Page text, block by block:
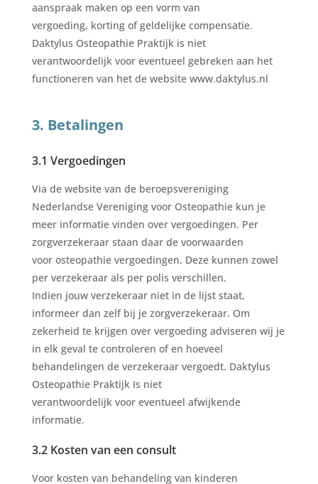
aanspraak maken op een vorm van
vergoeding, korting of geldelijke compensatie.
Daktylus Osteopathie Praktijk is niet
verantwoordelijk voor eventueel gebreken aan het
functioneren van het de website www.daktylus.nl
3. Betalingen
3.1 Vergoedingen
Via de website van de beroepsvereniging
Nederlandse Vereniging voor Osteopathie kun je
meer informatie vinden over vergoedingen. Per
zorgverzekeraar staan daar de voorwaarden
voor osteopathie vergoedingen. Deze kunnen zowel
per verzekeraar als per polis verschillen.
Indien jouw verzekeraar niet in de lijst staat,
informeer dan zelf bij je zorgverzekeraar. Om
zekerheid te krijgen over vergoeding adviseren wij je
in elk geval te controleren of en hoeveel
behandelingen de verzekeraar vergoedt. Daktylus
Osteopathie Praktijk Is niet
verantwoordelijk voor eventueel afwijkende
informatie.
3.2 Kosten van een consult
Voor kosten van behandeling van kinderen